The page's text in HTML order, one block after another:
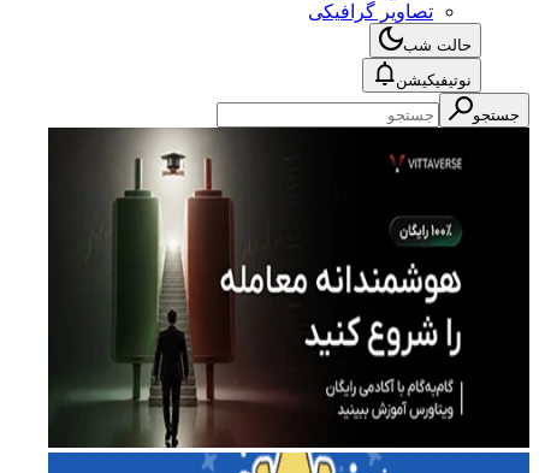
تصاویر گرافیکی
حالت شب
نوتیفیکیشن
جستجو